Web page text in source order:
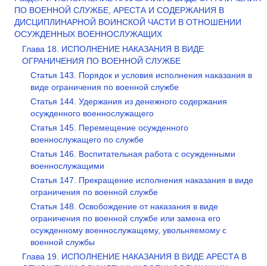
ПО ВОЕННОЙ СЛУЖБЕ, АРЕСТА И СОДЕРЖАНИЯ В
ДИСЦИПЛИНАРНОЙ ВОИНСКОЙ ЧАСТИ В ОТНОШЕНИИ
ОСУЖДЕННЫХ ВОЕННОСЛУЖАЩИХ
Глава 18. ИСПОЛНЕНИЕ НАКАЗАНИЯ В ВИДЕ
ОГРАНИЧЕНИЯ ПО ВОЕННОЙ СЛУЖБЕ
Статья 143. Порядок и условия исполнения наказания в
виде ограничения по военной службе
Статья 144. Удержания из денежного содержания
осужденного военнослужащего
Статья 145. Перемещение осужденного
военнослужащего по службе
Статья 146. Воспитательная работа с осужденными
военнослужащими
Статья 147. Прекращение исполнения наказания в виде
ограничения по военной службе
Статья 148. Освобождение от наказания в виде
ограничения по военной службе или замена его
осужденному военнослужащему, увольняемому с
военной службы
Глава 19. ИСПОЛНЕНИЕ НАКАЗАНИЯ В ВИДЕ АРЕСТА В